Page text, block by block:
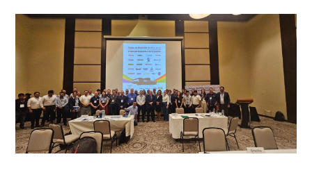
at
s
A
p
p